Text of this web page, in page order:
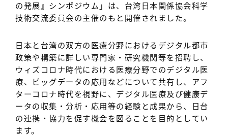
の発展』シンポジウム」は、台湾日本関係協会科学
技術交流委員会の主催のもと開催されました。
日本と台湾の双方の医療分野におけるデジタル都市
政策や構築に詳しい専門家・研究機関等を招聘し、
ウィズコロナ時代における医療分野でのデジタル医
療、ビッグデータの応用などについて共有し、アフ
ターコロナ時代を視野に、デジタル医療及び健康デ
ータの収集・分析・応用等の経験と成果から、日台
の連携・協力を促す機会を図ることを目的としてい
ます。